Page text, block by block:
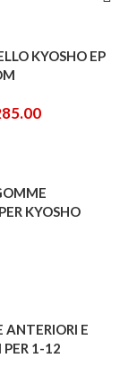
KYOSHO EP
KYOSHO
E
PER 1-12